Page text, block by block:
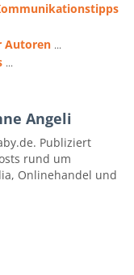
Autoren ...
...
Angeli
Publiziert
rund um
Onlinehandel und